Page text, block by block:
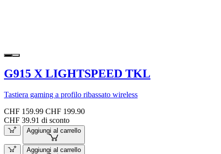
G915 X LIGHTSPEED TKL
Tastiera gaming a profilo ribassato wireless
CHF 159.99 CHF 199.90
CHF 39.91 di sconto
Aggiungi al carrello
Aggiungi al carrello